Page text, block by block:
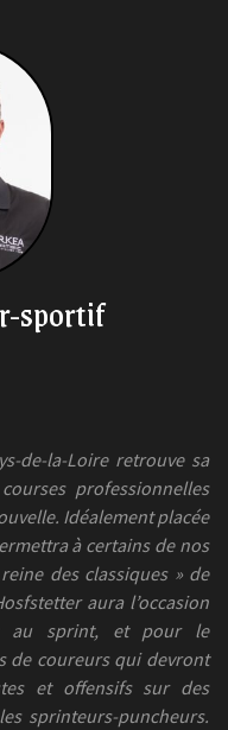
sportif
de-la-Loire retrouve sa
professionnelles
Idéalement placée
à certains de nos
des classiques » de
aura l’occasion
au sprint, et pour le
de coureurs qui devront
et offensifs sur des
sprinteurs-puncheurs.